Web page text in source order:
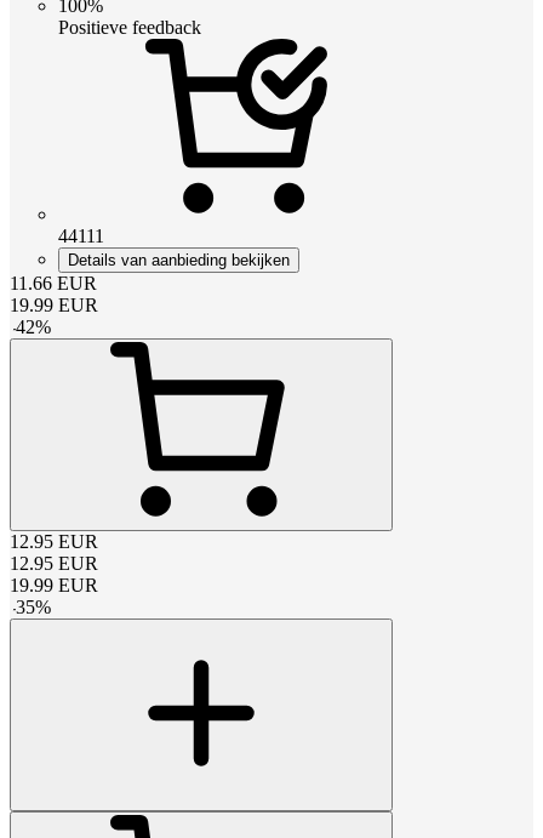
100%
Positieve feedback
44111
Details van aanbieding bekijken
11.66 EUR
19.99 EUR
-42%
12.95 EUR
12.95 EUR
19.99 EUR
-35%